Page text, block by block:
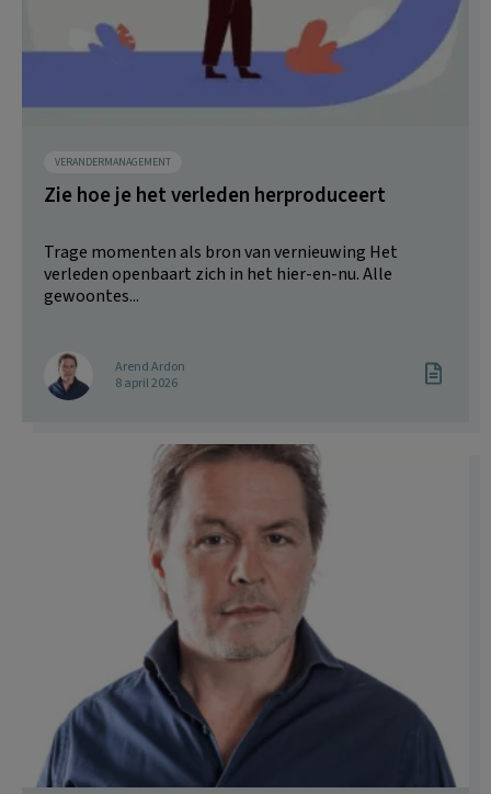
VERANDERMANAGEMENT
Zie hoe je het verleden herproduceert
Trage momenten als bron van vernieuwing Het
verleden openbaart zich in het hier-en-nu. Alle
gewoontes...
Arend Ardon
8 april 2026